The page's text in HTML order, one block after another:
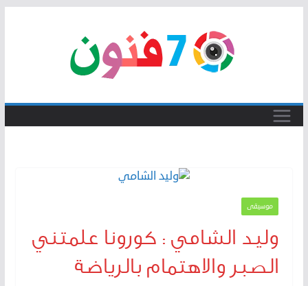
موسيقى
وليد الشامي : كورونا علمتني
الصبر والاهتمام بالرياضة